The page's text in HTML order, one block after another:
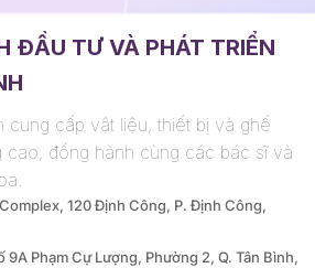
ĐẦU TƯ VÀ PHÁT TRIỂN
cấp vật liệu, thiết bị và ghế
cao, đồng hành cùng các bác sĩ và
120 Định Công, P. Định Công,
9A Phạm Cự Lượng, Phường 2, Q. Tân Bình,